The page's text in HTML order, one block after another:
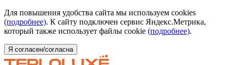
Для повышения удобства сайта мы используем cookies
(подробнее). К сайту подключен сервис Яндекс.Метрика,
который также использует файлы cookie (подробнее).
Я согласен/согласна